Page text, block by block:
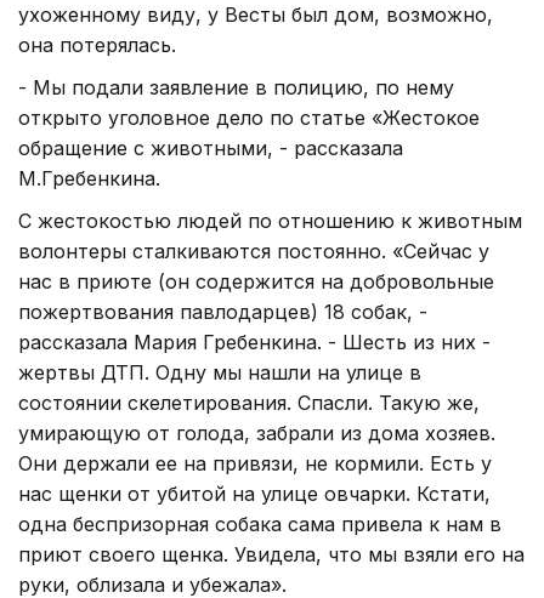
ухоженному виду, у Весты был дом, возможно,
она потерялась.
- Мы подали заявление в полицию, по нему
открыто уголовное дело по статье «Жестокое
обращение с животными, - рассказала
М.Гребенкина.
С жестокостью людей по отношению к животным
волонтеры сталкиваются постоянно. «Сейчас у
нас в приюте (он содержится на добровольные
пожертвования павлодарцев) 18 собак, -
рассказала Мария Гребенкина. - Шесть из них -
жертвы ДТП. Одну мы нашли на улице в
состоянии скелетирования. Спасли. Такую же,
умирающую от голода, забрали из дома хозяев.
Они держали ее на привязи, не кормили. Есть у
нас щенки от убитой на улице овчарки. Кстати,
одна беспризорная собака сама привела к нам в
приют своего щенка. Увидела, что мы взяли его на
руки, облизала и убежала».